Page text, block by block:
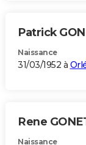
Patrick
Naissance
31/03/1952 à
Rene
Naissance